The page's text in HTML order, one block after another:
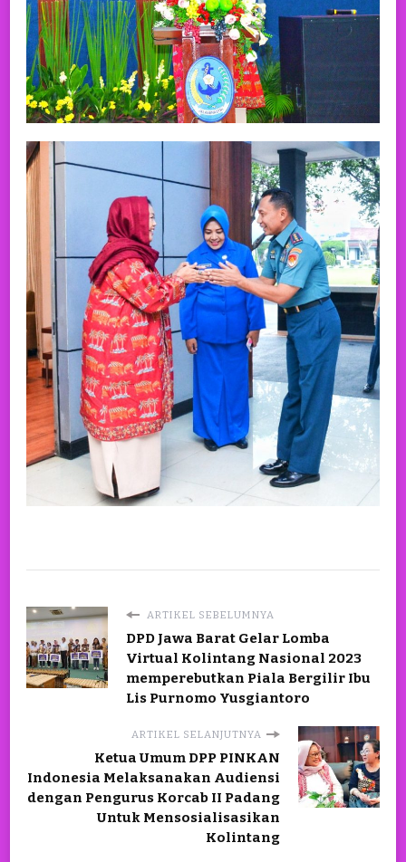
ARTIKEL SEBELUMNYA
DPD Jawa Barat Gelar Lomba
Virtual Kolintang Nasional 2023
memperebutkan Piala Bergilir Ibu
Lis Purnomo Yusgiantoro
ARTIKEL SELANJUTNYA
Ketua Umum DPP PINKAN
Indonesia Melaksanakan Audiensi
dengan Pengurus Korcab II Padang
Untuk Mensosialisasikan
Kolintang